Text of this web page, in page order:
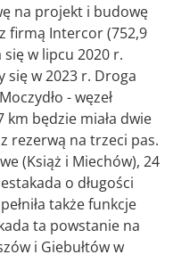
na projekt i budowę
firmą Intercor (752,9
się w lipcu 2020 r.
się w 2023 r. Droga
- węzeł
km będzie miała dwie
rezerwą na trzeci pas.
(Książ i Miechów), 24
o długości
także funkcje
ta powstanie na
i Giebułtów w